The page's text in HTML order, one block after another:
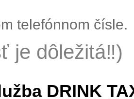
telefónnom čísle.
je dôležitá‼)
DRINK